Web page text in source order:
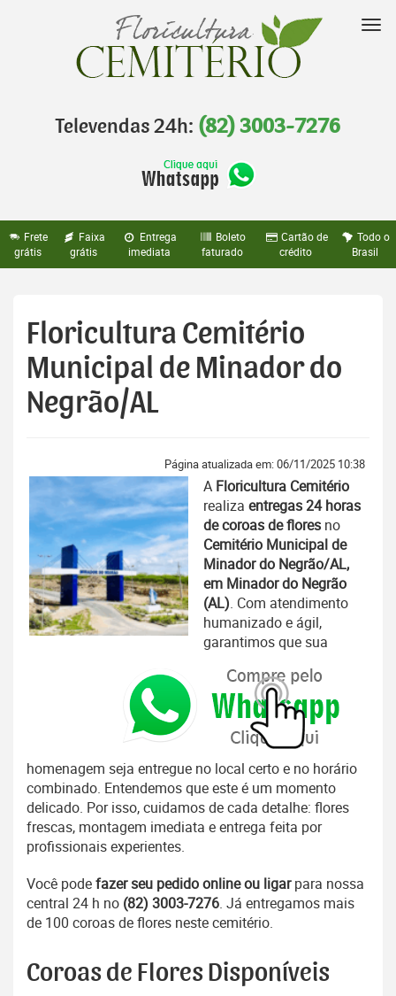
Televendas 24h: (82) 3003-7276
Frete
grátis
Faixa
grátis
Entrega
imediata
Boleto
faturado
Cartão de
crédito
Todo o
Brasil
Floricultura Cemitério
Municipal de Minador do
Negrão/AL
Página atualizada em: 06/11/2025 10:38
A Floricultura Cemitério
realiza entregas 24 horas
de coroas de flores no
Cemitério Municipal de
Minador do Negrão/AL,
em Minador do Negrão
(AL). Com atendimento
humanizado e ágil,
garantimos que sua
homenagem seja entregue no local certo e no horário
combinado. Entendemos que este é um momento
delicado. Por isso, cuidamos de cada detalhe: flores
frescas, montagem imediata e entrega feita por
profissionais experientes.
Você podefazer seu pedido online ou ligarpara nossa
central 24 h no (82) 3003-7276. Já entregamos mais
de 100 coroas de flores neste cemitério.
Coroas de Flores Disponíveis